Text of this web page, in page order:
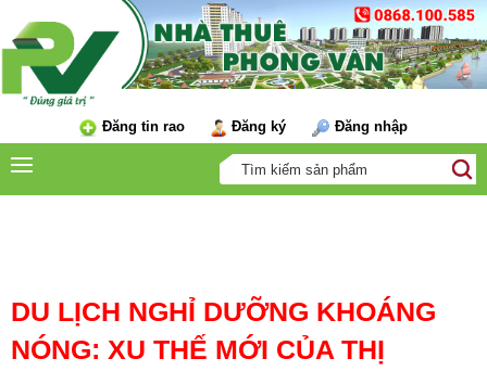
Đăng tin rao Đăng ký Đăng nhập
DU LỊCH NGHỈ DƯỠNG KHOÁNG
NÓNG: XU THẾ MỚI CỦA THỊ